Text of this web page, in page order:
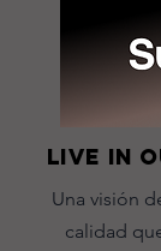
live in
Una visión
calidad